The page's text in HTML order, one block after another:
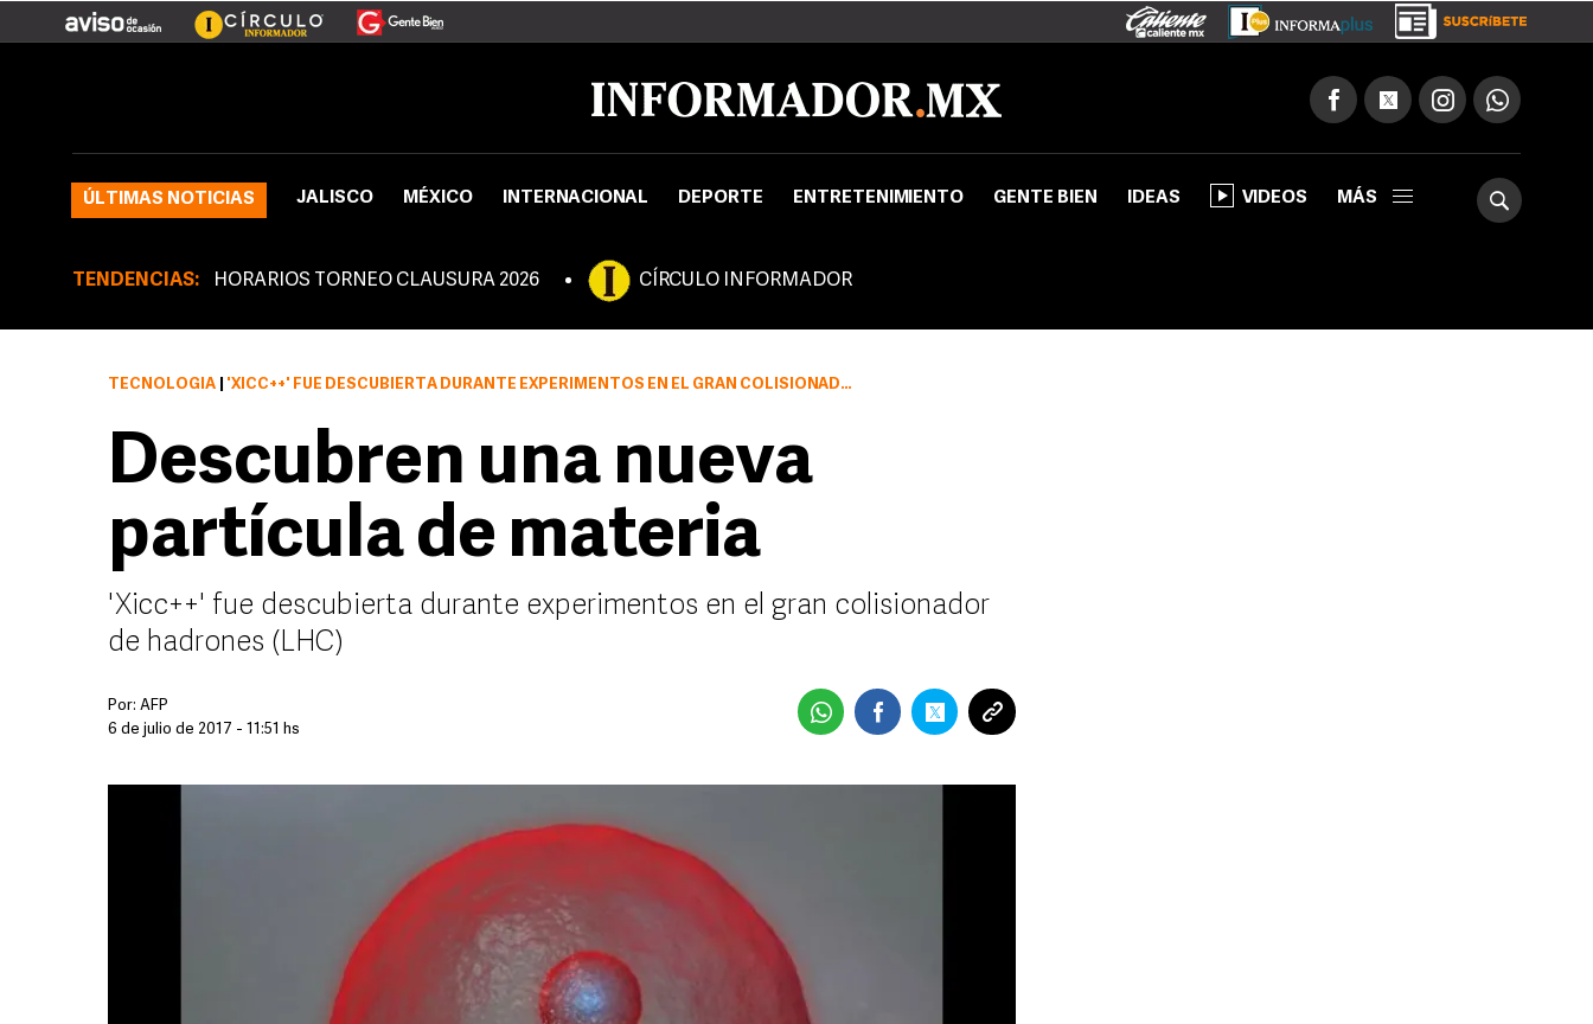
ÚLTIMAS NOTICIAS JALISCO MÉXICO INTERNACIONAL DEPORTE ENTRETENIMIENTO GENTE BIEN IDEAS VIDEOS MÁS
TENDENCIAS: HORARIOS TORNEO CLAUSURA 2026 CÍRCULO INFORMADOR
TECNOLOGÍA 'XICC++' FUE DESCUBIERTA DURANTE EXPERIMENTOS EN EL GRAN COLISIONADOR DE HADRONES (LHC)
Descubren una nueva
partícula de materia
'Xicc++' fue descubierta durante experimentos en el gran colisionador
de hadrones (LHC)
Por: AFP
6 de julio de 2017 - 11:51 hs